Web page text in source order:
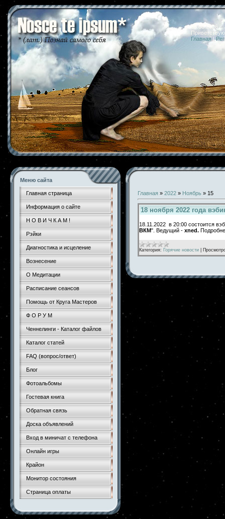
08.08.2026
Главная |
Меню сайта
Главная страница
Информация о сайте
Н О В И Ч К А М !
Рэйки
Диагностика и исцеление
Вознесение
О Медитации
Расписание сеансов
Помощь от Круга Мастеров
Ф О Р У М
Ченнелинги - Каталог файлов
Каталог статей
FAQ (вопрос/ответ)
Блог
Фотоальбомы
Гостевая книга
Обратная связь
Доска объявлений
Вход в миничат с телефона
Онлайн игры
Крайон
Монитор состояния
Страница оплаты
Главная » 2022 » Ноябрь » 15
18 ноября 2022 года
18.11.2022 в 20:00 состоится
ВКМ". Ведущий - xned.
Категория: Горячие новости